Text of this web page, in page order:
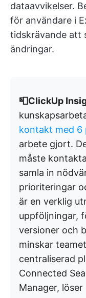
dataavvikelser.
för användare i
tidskrävande att
ändringar.
📮ClickUp
kontakt med 6
arbete gjort.
måste
samla in
prioriteringar
är en verklig
uppföljningar,
versioner och
minskar
centraliserad
Connected
Manager,